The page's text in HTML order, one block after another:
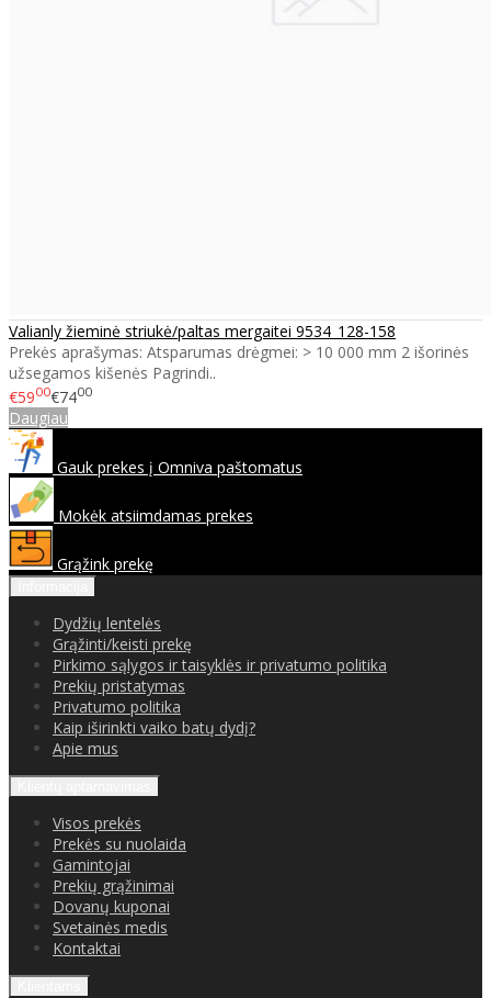
Valianly žieminė striukė/paltas mergaitei 9534_128-158
Prekės aprašymas: Atsparumas drėgmei: > 10 000 mm 2 išorinės
užsegamos kišenės Pagrindi..
€5900€7400
Daugiau
Gauk prekes į Omniva paštomatus
Mokėk atsiimdamas prekes
Grąžink prekę
Dydžių lentelės
Grąžinti/keisti prekę
Pirkimo sąlygos ir taisyklės ir privatumo politika
Prekių pristatymas
Privatumo politika
Kaip iširinkti vaiko batų dydį?
Apie mus
Visos prekės
Prekės su nuolaida
Gamintojai
Prekių grąžinimai
Dovanų kuponai
Svetainės medis
Kontaktai